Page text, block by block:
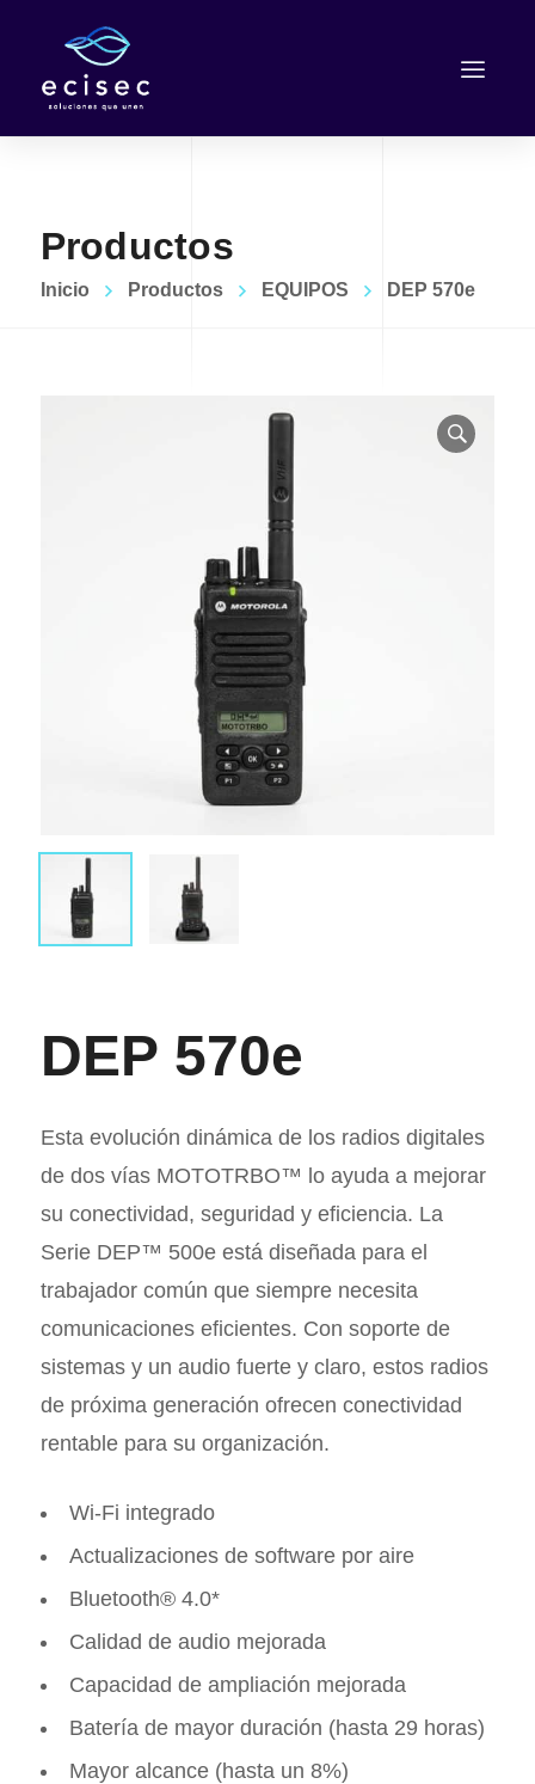
Productos
Inicio Productos EQUIPOS DEP 570e
DEP 570e
Esta evolución dinámica de los radios digitales
de dos vías MOTOTRBO™ lo ayuda a mejorar
su conectividad, seguridad y eficiencia. La
Serie DEP™ 500e está diseñada para el
trabajador común que siempre necesita
comunicaciones eficientes. Con soporte de
sistemas y un audio fuerte y claro, estos radios
de próxima generación ofrecen conectividad
rentable para su organización.
Wi-Fi integrado
Actualizaciones de software por aire
Bluetooth® 4.0*
Calidad de audio mejorada
Capacidad de ampliación mejorada
Batería de mayor duración (hasta 29 horas)
Mayor alcance (hasta un 8%)